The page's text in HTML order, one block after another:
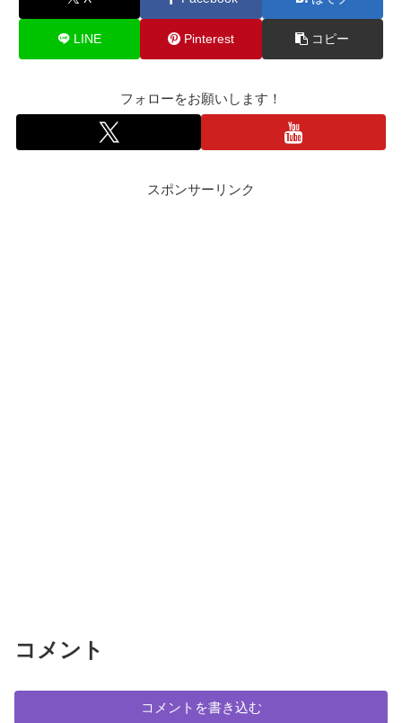
LINE Pinterest コピー
フォローをお願いします！
スポンサーリンク
コメント
コメントを書き込む